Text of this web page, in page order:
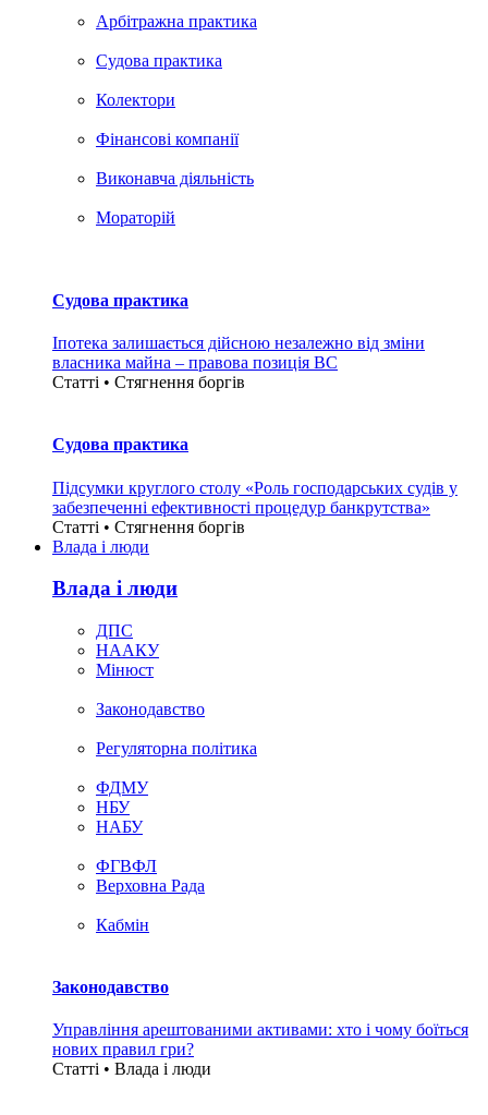
Арбітражна практика
Судова практика
Колектори
Фінансові компанії
Виконавча діяльність
Мораторій
Судова практика
Іпотека залишається дійсною незалежно від зміни
власника майна – правова позиція ВС
Статті • Стягнення боргiв
Судова практика
Підсумки круглого столу «Роль господарських судів у
забезпеченні ефективності процедур банкрутства»
Статті • Стягнення боргiв
Влада i люди
Влада i люди
ДПС
НААКУ
Мінюст
Законодавство
Регуляторна політика
ФДМУ
НБУ
НАБУ
ФГВФЛ
Верховна Рада
Кабмін
Законодавство
Управління арештованими активами: хто і чому боїться
нових правил гри?
Статті • Влада i люди